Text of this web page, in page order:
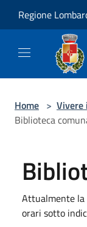
Regione
Home > Vivere
Biblioteca
Attualmente la
orari sotto